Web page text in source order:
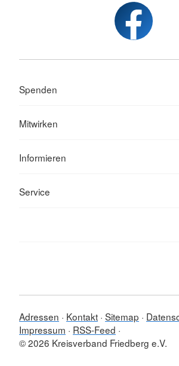
Spenden
Mitwirken
Informieren
Service
Adressen Kontakt Sitemap
Impressum
RSS-Feed
© 2026 Kreisverband Friedberg e.V.